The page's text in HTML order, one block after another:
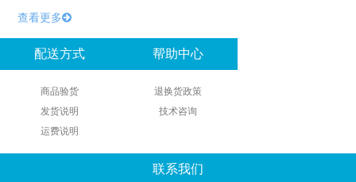
查看更多
配送方式
商品验货
发货说明
运费说明
帮助中心
退换货政策
技术咨询
联系我们